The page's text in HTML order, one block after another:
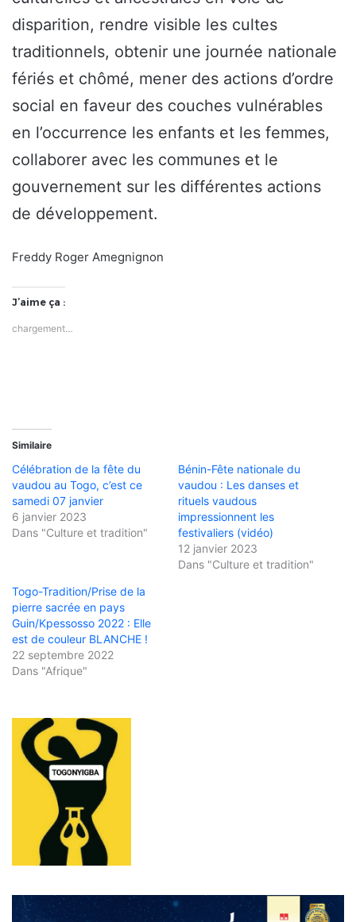
disparition, rendre visible les cultes
traditionnels, obtenir une journée nationale
fériés et chômé, mener des actions d’ordre
social en faveur des couches vulnérables
en l’occurrence les enfants et les femmes,
collaborer avec les communes et le
gouvernement sur les différentes actions
de développement.
Freddy Roger Amegnignon
J’aime ça :
chargement…
Similaire
Célébration de la fête du
vaudou au Togo, c’est ce
samedi 07 janvier
6 janvier 2023
Dans "Culture et tradition"
Bénin-Fête nationale du
vaudou : Les danses et
rituels vaudous
impressionnent les
festivaliers (vidéo)
12 janvier 2023
Dans "Culture et tradition"
Togo-Tradition/Prise de la
pierre sacrée en pays
Guin/Kpessosso 2022 : Elle
est de couleur BLANCHE !
22 septembre 2022
Dans "Afrique"